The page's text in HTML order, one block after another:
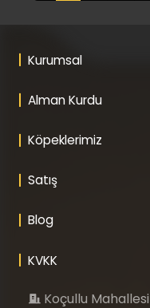
Kurumsal
Alman Kurdu
Köpeklerimiz
Satış
Blog
KVKK
Koçullu